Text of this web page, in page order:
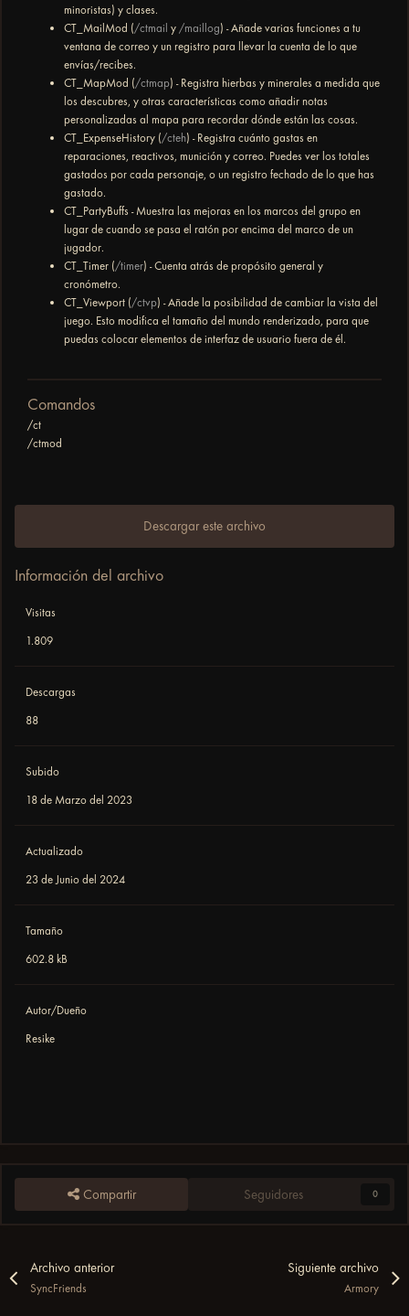
minoristas) y clases.
CT_MailMod (/ctmail y /maillog) - Añade varias funciones a tu
ventana de correo y un registro para llevar la cuenta de lo que
envías/recibes.
CT_MapMod (/ctmap) - Registra hierbas y minerales a medida que
los descubres, y otras características como añadir notas
personalizadas al mapa para recordar dónde están las cosas.
CT_ExpenseHistory (/cteh) - Registra cuánto gastas en
reparaciones, reactivos, munición y correo. Puedes ver los totales
gastados por cada personaje, o un registro fechado de lo que has
gastado.
CT_PartyBuffs - Muestra las mejoras en los marcos del grupo en
lugar de cuando se pasa el ratón por encima del marco de un
jugador.
CT_Timer (/timer) - Cuenta atrás de propósito general y
cronómetro.
CT_Viewport (/ctvp) - Añade la posibilidad de cambiar la vista del
juego. Esto modifica el tamaño del mundo renderizado, para que
puedas colocar elementos de interfaz de usuario fuera de él.
Comandos
/ct
/ctmod
Descargar este archivo
Información del archivo
Visitas
1.809
Descargas
88
Subido
18 de Marzo del 2023
Actualizado
23 de Junio del 2024
Tamaño
602.8 kB
Autor/Dueño
Resike
Compartir Seguidores 0
Archivo anterior
SyncFriends
Siguiente archivo
Armory